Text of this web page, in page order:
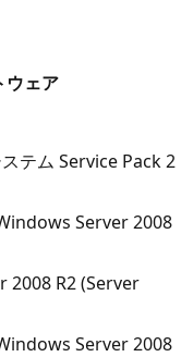
ウェア
テム Service Pack 2
Server 2008
2008 R2 (Server
Server 2008